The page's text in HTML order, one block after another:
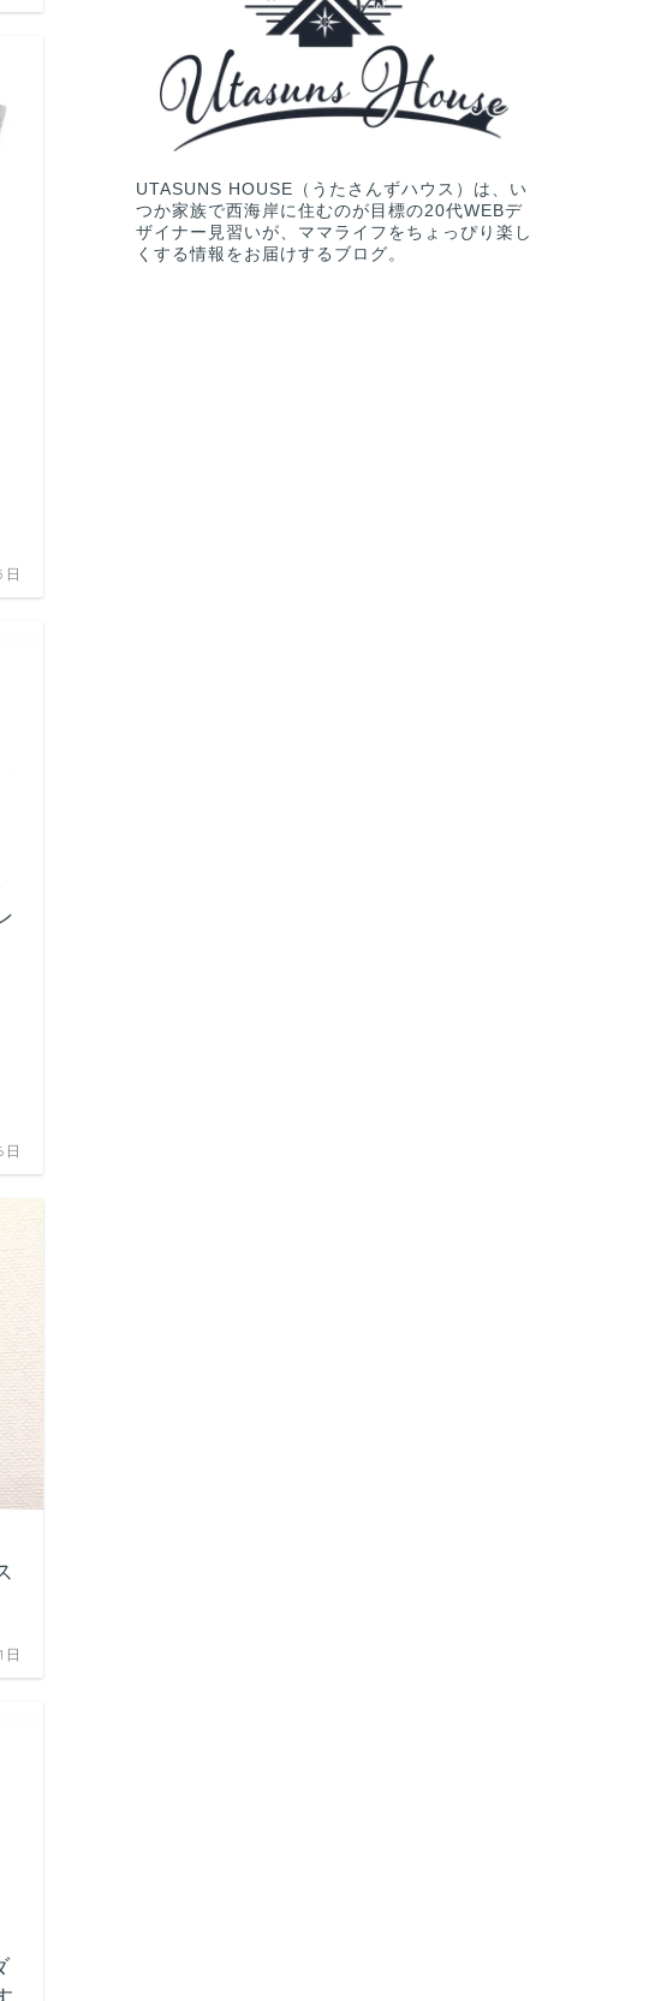
UTASUNS HOUSE（うたさんずハウス）は、い
つか家族で西海岸に住むのが目標の20代WEBデ
ザイナー見習いが、ママライフをちょっぴり楽し
くする情報をお届けするブログ。